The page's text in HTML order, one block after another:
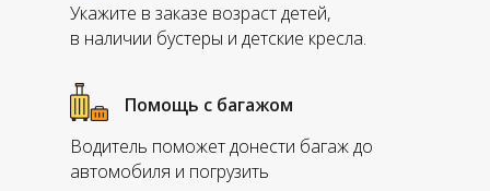
Укажите в заказе возраст детей,
в наличии бустеры и детские кресла.
Водитель поможет донести багаж до
автомобиля и погрузить
Помощь с багажом